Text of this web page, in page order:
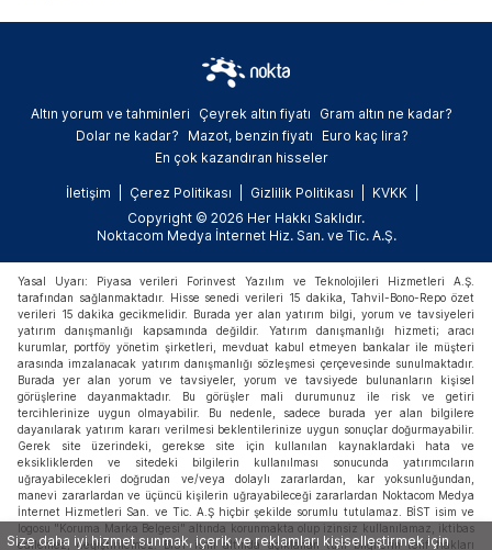
Altın yorum ve tahminleri Çeyrek altın fiyatı
Gram altın ne kadar?
Dolar ne kadar?
Mazot, benzin fiyatı
Euro kaç lira?
En çok kazandıran hisseler
İletişim Çerez Politikası Gizlilik Politikası
KVKK
Copyright © 2026 Her Hakkı Saklıdır.
Noktacom Medya İnternet Hiz. San. ve Tic. A.Ş.
Yasal Uyarı: Piyasa verileri Forinvest Yazılım ve Teknolojileri Hizmetleri A.Ş.
tarafından sağlanmaktadır. Hisse senedi verileri 15 dakika, Tahvil-Bono-Repo özet
verileri 15 dakika gecikmelidir. Burada yer alan yatırım bilgi, yorum ve tavsiyeleri
yatırım danışmanlığı kapsamında değildir. Yatırım danışmanlığı hizmeti; aracı
kurumlar, portföy yönetim şirketleri, mevduat kabul etmeyen bankalar ile müşteri
arasında imzalanacak yatırım danışmanlığı sözleşmesi çerçevesinde sunulmaktadır.
Burada yer alan yorum ve tavsiyeler, yorum ve tavsiyede bulunanların kişisel
görüşlerine dayanmaktadır. Bu görüşler mali durumunuz ile risk ve getiri
tercihlerinize uygun olmayabilir. Bu nedenle, sadece burada yer alan bilgilere
dayanılarak yatırım kararı verilmesi beklentilerinize uygun sonuçlar doğurmayabilir.
Gerek site üzerindeki, gerekse site için kullanılan kaynaklardaki hata ve
eksikliklerden ve sitedeki bilgilerin kullanılması sonucunda yatırımcıların
uğrayabilecekleri doğrudan ve/veya dolaylı zararlardan, kar yoksunluğundan,
manevi zararlardan ve üçüncü kişilerin uğrayabileceği zararlardan Noktacom Medya
İnternet Hizmetleri San. ve Tic. A.Ş hiçbir şekilde sorumlu tutulamaz. BİST isim ve
logosu "Koruma Marka Belgesi" altında korunmakta olup izinsiz kullanılamaz, iktibas
edilemez, değiştirilemez. BİST ismi altında açıklanan tüm bilgilerin telif hakları
Size daha iyi hizmet sunmak, içerik ve reklamları kişiselleştirmek için